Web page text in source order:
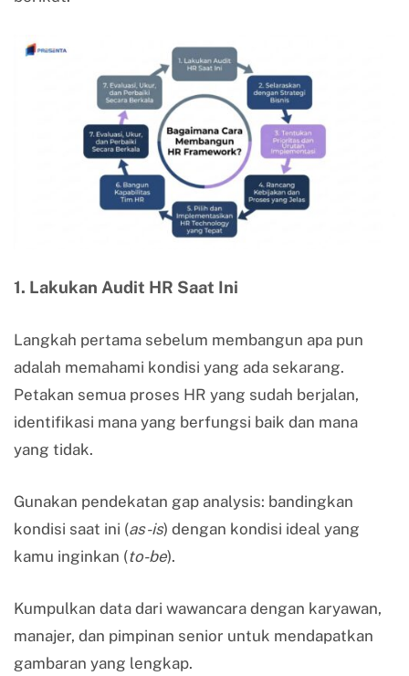
1. Lakukan Audit HR Saat Ini
Langkah pertama sebelum membangun apa pun
adalah memahami kondisi yang ada sekarang.
Petakan semua proses HR yang sudah berjalan,
identifikasi mana yang berfungsi baik dan mana
yang tidak.
Gunakan pendekatan gap analysis: bandingkan
kondisi saat ini (as-is) dengan kondisi ideal yang
kamu inginkan (to-be).
Kumpulkan data dari wawancara dengan karyawan,
manajer, dan pimpinan senior untuk mendapatkan
gambaran yang lengkap.